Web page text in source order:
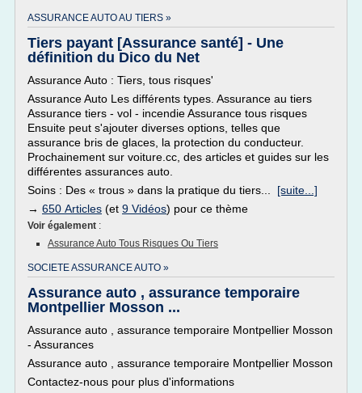
ASSURANCE AUTO AU TIERS »
Tiers payant [Assurance santé] - Une
définition du Dico du Net
Assurance Auto : Tiers, tous risques'
Assurance Auto Les différents types. Assurance au tiers
Assurance tiers - vol - incendie Assurance tous risques
Ensuite peut s'ajouter diverses options, telles que
assurance bris de glaces, la protection du conducteur.
Prochainement sur voiture.cc, des articles et guides sur les
différentes assurances auto.
Soins : Des « trous » dans la pratique du tiers... [suite...]
→ 650 Articles (et 9 Vidéos) pour ce thème
Voir également :
Assurance Auto Tous Risques Ou Tiers
SOCIETE ASSURANCE AUTO »
Assurance auto , assurance temporaire
Montpellier Mosson ...
Assurance auto , assurance temporaire Montpellier Mosson
- Assurances
Assurance auto , assurance temporaire Montpellier Mosson
Contactez-nous pour plus d'informations